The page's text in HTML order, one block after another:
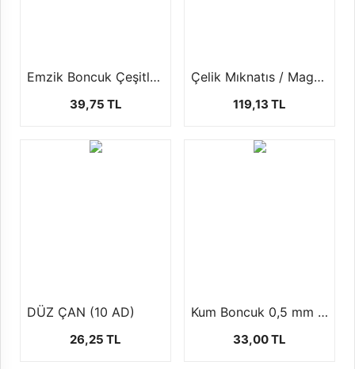
Emzik Boncuk Çeşitleri (1 paket-50 gr)
39,75 TL
Çelik Mıknatıs / Magnet (25 adet)
119,13 TL
DÜZ ÇAN (10 AD)
26,25 TL
Kum Boncuk 0,5 mm ( 1 paket 100 gr )
33,00 TL